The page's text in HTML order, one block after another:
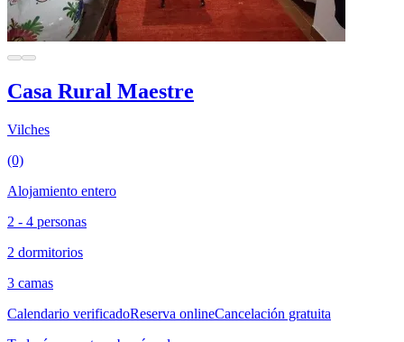
Casa Rural Maestre
Vilches
(0)
Alojamiento entero
2 - 4 personas
2 dormitorios
3 camas
Calendario verificadoReserva onlineCancelación gratuita